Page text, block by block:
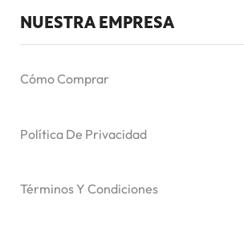
NUESTRA EMPRESA
Cómo Comprar
Política De Privacidad
Términos Y Condiciones